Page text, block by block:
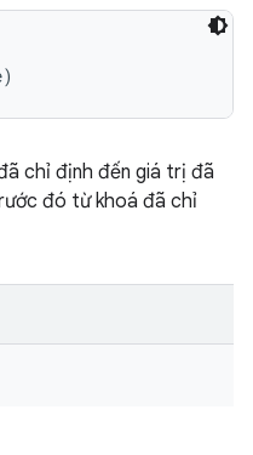
chỉ định đến giá trị đã
đó từ khoá đã chỉ